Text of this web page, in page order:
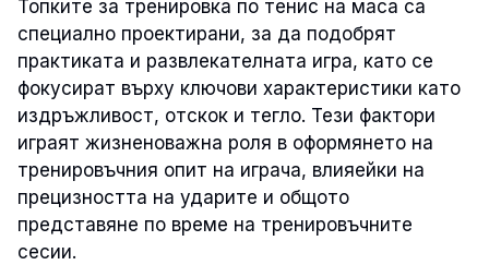
Топките за тренировка по тенис на маса са
специално проектирани, за да подобрят
практиката и развлекателната игра, като се
фокусират върху ключови характеристики като
издръжливост, отскок и тегло. Тези фактори
играят жизненоважна роля в оформянето на
тренировъчния опит на играча, влияейки на
прецизността на ударите и общото
представяне по време на тренировъчните
сесии.